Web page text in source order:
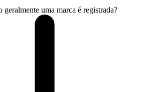
geralmente uma marca é registrada?